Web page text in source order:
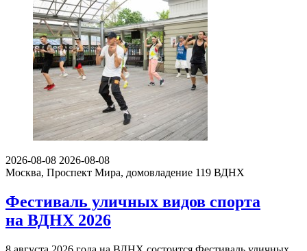
2026-08-08 2026-08-08
Москва, Проспект Мира, домовладение 119 ВДНХ
Фестиваль уличных видов спорта
на ВДНХ 2026